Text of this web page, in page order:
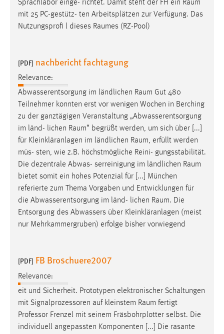
Sprachlabor einge- richtet. Damit steht der FH ein Raum
mit 25 PC-gestütz- ten Arbeitsplätzen zur Verfügung. Das
Nutzungsprofi l dieses Raumes (RZ-Pool)
[PDF] nachbericht fachtagung
Relevance:
Abwasserentsorgung im ländlichen Raum Gut 480
Teilnehmer konnten erst vor wenigen Wochen in Berching
zu der ganztägigen Veranstaltung „Abwasserentsorgung
im länd- lichen Raum“ begrüßt werden, um sich über [...]
für Kleinkläranlagen im ländlichen Raum, erfüllt werden
müs- sten, wie z.B. höchstmögliche Reini- gungsstabilität.
Die dezentrale Abwas- serreinigung im ländlichen Raum
bietet somit ein hohes Potenzial für [...] München
referierte zum Thema Vorgaben und Entwicklungen für
die Abwasserentsorgung im länd- lichen Raum. Die
Entsorgung des Abwassers über Kleinkläranlagen (meist
nur Mehrkammergruben) erfolge bisher vorwiegend
[PDF] FB Broschuere2007
Relevance:
eit und Sicherheit. Prototypen elektronischer Schaltungen
mit Signalprozessoren auf kleinstem Raum fertigt
Professor Frenzel mit seinem Fräsbohrplotter selbst. Die
individuell angepassten Komponenten [...] Die rasante